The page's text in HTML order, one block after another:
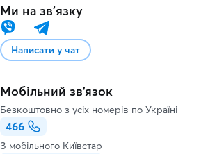
Ми на звʼязку
Написати у чат
Мобільний зв'язок
Безкоштовно з усіх номерів по Україні
466
З мобільного Київстар